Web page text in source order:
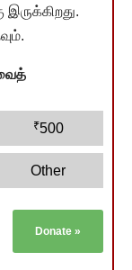
₹500
Other
Donate »